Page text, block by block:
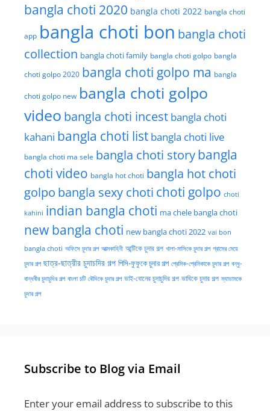
bangla choti 2020 bangla choti 2022 bangla choti
app bangla choti bon bangla choti
collection bangla choti family bangla choti golpo bangla
choti golpo 2020 bangla choti golpo ma bangla
choti golpo new bangla choti golpo
video bangla choti incest bangla choti
kahani bangla choti list bangla choti live
bangla choti ma sele bangla choti storybangla
choti video bangla hot choti bangla hot choti
golpo bangla sexy choti choti golpo choti
kahini indian bangla choti ma chele bangla choti
new bangla choti new bangla choti 2022 vai bon
bangla choti অফিসে চুদার গল্প আত্মকাহিনী আন্টিকে চুদার গল্প খালা-মাসিকে চুদার গল্প গ্রামের মেয়ে
চুদার গল্প ছাত্র-ছাত্রীর চুদাচদির গল্প পিসি-ফুফুকে চুদার গল্প প্রেমিক-প্রেমিকাকে চুদার গল্প বন্ধু-
বান্ধবীর চুদাচুদির গল্প বাংলা চটি বৌদিকে চুদার গল্প ভাই-বোনের চুদাচুদির গল্প ভাবিকে চুদার গল্প ম্যাডামকে
চুদার গল্প
Subscribe to Blog via Email
Enter your email address to subscribe to this